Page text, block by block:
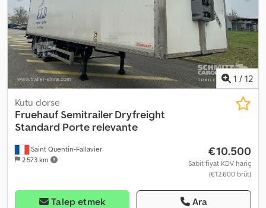
1 / 12
Saint Quentin-Fallavier
2.573 km
Kutu dorse
Fruehauf Semitrailer Dryfreight
Standard Porte relevante
€10.500
Sabit fiyat KDV hariç
(€12.600 brüt)
Talep etmek Ara